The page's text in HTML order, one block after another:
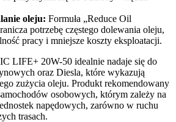
oleju: Formuła „Reduce Oil
potrzebę częstego dolewania oleju,
pracy i mniejsze koszty eksploatacji.
LIFE+ 20W-50 idealnie nadaje się do
oraz Diesla, które wykazują
zużycia oleju. Produkt rekomendowany
osobowych, którym zależy na
napędowych, zarówno w ruchu
trasach.